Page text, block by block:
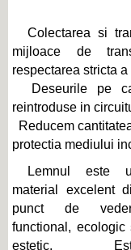
Colectarea si
mijloace de
respectarea stricta
Deseurile pe
reintroduse in
Reducem
protectia mediului
Lemnul este
material excelent
punct de
functional, ecologic
estetic.